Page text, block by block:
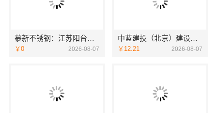
慕新不锈钢：江苏阳台装修服务效果图解析
￥0 2026-08-07
中蓝建投（北京）建设有限公司武功分公司武功装饰老品牌
￥12.21 2026-08-07